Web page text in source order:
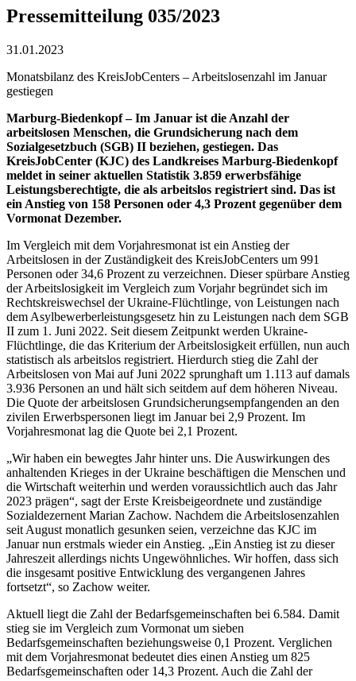
Pressemitteilung 035/2023
31.01.2023
Monatsbilanz des KreisJobCenters – Arbeitslosenzahl im Januar
gestiegen
Marburg-Biedenkopf – Im Januar ist die Anzahl der
arbeitslosen Menschen, die Grundsicherung nach dem
Sozialgesetzbuch (SGB) II beziehen, gestiegen. Das
KreisJobCenter (KJC) des Landkreises Marburg-Biedenkopf
meldet in seiner aktuellen Statistik 3.859 erwerbsfähige
Leistungsberechtigte, die als arbeitslos registriert sind. Das ist
ein Anstieg von 158 Personen oder 4,3 Prozent gegenüber dem
Vormonat Dezember.
Im Vergleich mit dem Vorjahresmonat ist ein Anstieg der
Arbeitslosen in der Zuständigkeit des KreisJobCenters um 991
Personen oder 34,6 Prozent zu verzeichnen. Dieser spürbare Anstieg
der Arbeitslosigkeit im Vergleich zum Vorjahr begründet sich im
Rechtskreiswechsel der Ukraine-Flüchtlinge, von Leistungen nach
dem Asylbewerberleistungsgesetz hin zu Leistungen nach dem SGB
II zum 1. Juni 2022. Seit diesem Zeitpunkt werden Ukraine-
Flüchtlinge, die das Kriterium der Arbeitslosigkeit erfüllen, nun auch
statistisch als arbeitslos registriert. Hierdurch stieg die Zahl der
Arbeitslosen von Mai auf Juni 2022 sprunghaft um 1.113 auf damals
3.936 Personen an und hält sich seitdem auf dem höheren Niveau.
Die Quote der arbeitslosen Grundsicherungsempfangenden an den
zivilen Erwerbspersonen liegt im Januar bei 2,9 Prozent. Im
Vorjahresmonat lag die Quote bei 2,1 Prozent.
„Wir haben ein bewegtes Jahr hinter uns. Die Auswirkungen des
anhaltenden Krieges in der Ukraine beschäftigen die Menschen und
die Wirtschaft weiterhin und werden voraussichtlich auch das Jahr
2023 prägen“, sagt der Erste Kreisbeigeordnete und zuständige
Sozialdezernent Marian Zachow. Nachdem die Arbeitslosenzahlen
seit August monatlich gesunken seien, verzeichne das KJC im
Januar nun erstmals wieder ein Anstieg. „Ein Anstieg ist zu dieser
Jahreszeit allerdings nichts Ungewöhnliches. Wir hoffen, dass sich
die insgesamt positive Entwicklung des vergangenen Jahres
fortsetzt“, so Zachow weiter.
Aktuell liegt die Zahl der Bedarfsgemeinschaften bei 6.584. Damit
stieg sie im Vergleich zum Vormonat um sieben
Bedarfsgemeinschaften beziehungsweise 0,1 Prozent. Verglichen
mit dem Vorjahresmonat bedeutet dies einen Anstieg um 825
Bedarfsgemeinschaften oder 14,3 Prozent. Auch die Zahl der